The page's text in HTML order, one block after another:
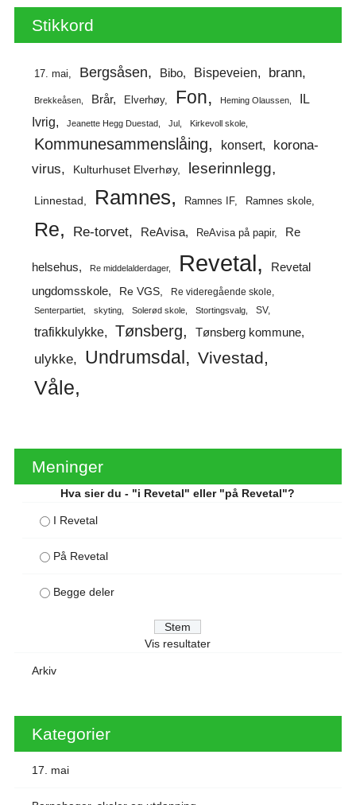
Stikkord
17. mai Bergsåsen Bibo Bispeveien brann
Brekkeåsen Brår Elverhøy Fon Heming Olaussen
IL
Ivrig
Jeanette Hegg Duestad Jul Kirkevoll skole
Kommunesammenslåing konsert
korona-
virus
Kulturhuset Elverhøy leserinnlegg
Linnestad Ramnes Ramnes IF Ramnes skole
Re Re-torvet ReAvisa ReAvisa på papir Re
helsehus Re middelalderdager Revetal
Revetal
ungdomsskole
Re VGS Re videregående skole
Senterpartiet skyting Solerød skole Stortingsvalg SV
trafikkulykke Tønsberg Tønsberg kommune
ulykke Undrumsdal Vivestad
Våle
Meninger
Hva sier du - "i Revetal" eller "på Revetal"?
I Revetal
På Revetal
Begge deler
Vis resultater
Arkiv
Kategorier
17. mai